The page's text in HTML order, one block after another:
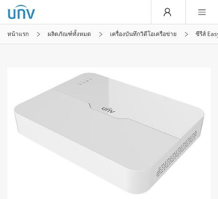
หน้าแรก ผลิตภัณฑ์ทั้งหมด เครื่องบันทึกวิดีโอเครือข่าย ซีรีส์